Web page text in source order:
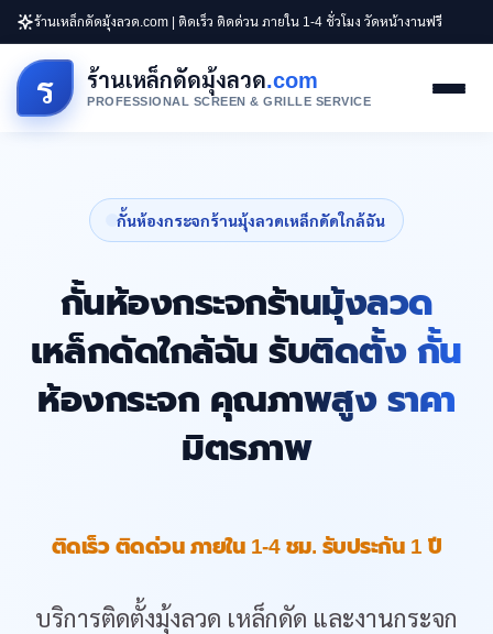
ร้านเหล็กดัดมุ้งลวด.com | ติดเร็ว ติดด่วน ภายใน 1-4 ชั่วโมง วัดหน้างานฟรี
ร ร้านเหล็กดัดมุ้งลวด.com
PROFESSIONAL SCREEN & GRILLE SERVICE
กั้นห้องกระจกร้านมุ้งลวดเหล็กดัดใกล้ฉัน
กั้นห้องกระจกร้านมุ้งลวด
เหล็กดัดใกล้ฉัน รับติดตั้ง กั้น
ห้องกระจก คุณภาพสูง ราคา
มิตรภาพ
ติดเร็ว ติดด่วน ภายใน 1-4 ชม. รับประกัน 1 ปี
บริการติดตั้งมุ้งลวด เหล็กดัด และงานกระจก